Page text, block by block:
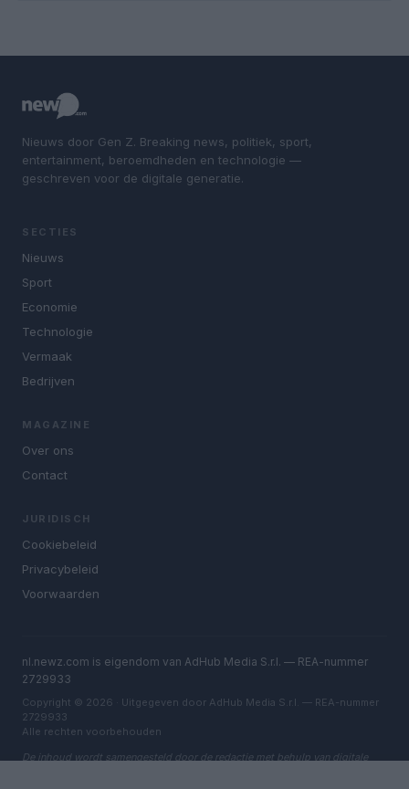
Nieuws door Gen Z. Breaking news, politiek, sport,
entertainment, beroemdheden en technologie —
geschreven voor de digitale generatie.
SECTIES
Nieuws
Sport
Economie
Technologie
Vermaak
Bedrijven
MAGAZINE
Over ons
Contact
JURIDISCH
Cookiebeleid
Privacybeleid
Voorwaarden
nl.newz.com is eigendom van AdHub Media S.r.l. — REA-nummer
2729933
Copyright © 2026 · Uitgegeven door AdHub Media S.r.l. — REA-nummer
2729933
Alle rechten voorbehouden
De inhoud wordt samengesteld door de redactie met behulp van digitale